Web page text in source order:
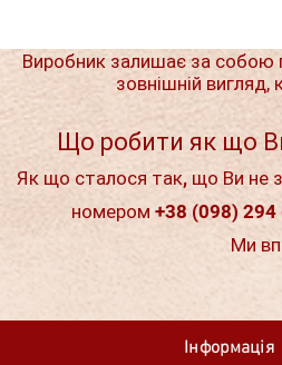
Виробник залишає за собою
зовнішній
Що робити як що
Як що сталося так, що Ви не
номером +38 (098) 294
Ми
Інформація